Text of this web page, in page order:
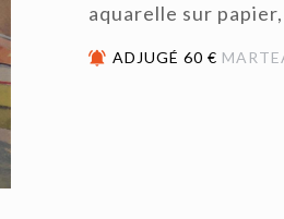
aquarelle sur
ADJUGÉ 60 €